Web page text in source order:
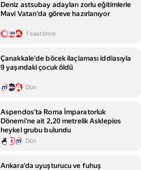
Deniz astsubay adayları zorlu eğitimlerle
Mavi Vatan’da göreve hazırlanıyor
1 saat önce
Çanakkale'de böcek ilaçlaması iddiasıyla
9 yaşındaki çocuk öldü
Dün
Aspendos'ta Roma İmparatorluk
Dönemi'ne ait 2,20 metrelik Asklepios
heykel grubu bulundu
Dün
Ankara'da uyuşturucu ve fuhuş